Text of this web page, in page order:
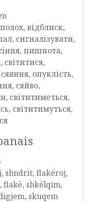
відблиск,
сигналізувати,
пишнота,
світитися,
опуклість,
сяйво,
світитиметься,
світитимуться,
shndrit, flakëroj,
flakë, shkëlqim,
skuqem